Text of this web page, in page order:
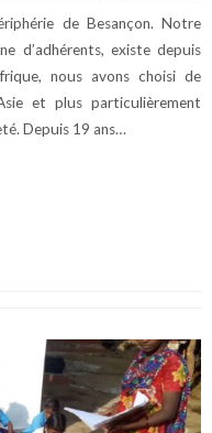
de Besançon. Notre
d’adhérents, existe depuis
nous avons choisi de
et plus particulièrement
Depuis 19 ans…